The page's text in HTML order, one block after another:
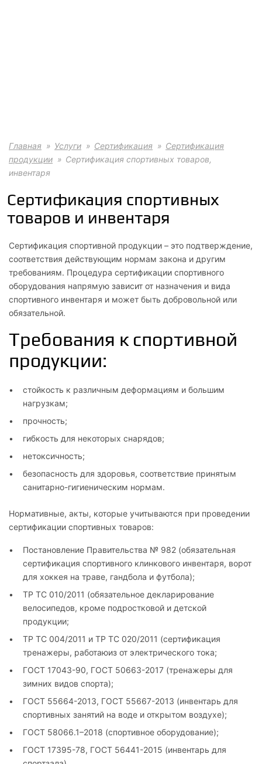
Главная Услуги Сертификация
Сертификация
продукции
Сертификация спортивных товаров,
инвентаря
Сертификация спортивных
товаров и инвентаря
Сертификация спортивной продукции – это подтверждение,
соответствия действующим нормам закона и другим
требованиям. Процедура сертификации спортивного
оборудования напрямую зависит от назначения и вида
спортивного инвентаря и может быть добровольной или
обязательной.
Требования к спортивной
продукции:
стойкость к различным деформациям и большим
нагрузкам;
прочность;
гибкость для некоторых снарядов;
нетоксичность;
безопасность для здоровья, соответствие принятым
санитарно-гигиеническим нормам.
Нормативные, акты, которые учитываются при проведении
сертификации спортивных товаров:
Постановление Правительства № 982 (обязательная
сертификация спортивного клинкового инвентаря, ворот
для хоккея на траве, гандбола и футбола);
ТР ТС 010/2011 (обязательное декларирование
велосипедов, кроме подростковой и детской
продукции;
ТР ТС 004/2011 и ТР ТС 020/2011 (сертификация
тренажеры, работаюиз от электрического тока;
ГОСТ 17043-90, ГОСТ 50663-2017 (тренажеры для
зимних видов спорта);
ГОСТ 55664-2013, ГОСТ 55667-2013 (инвентарь для
спортивных занятий на воде и открытом воздухе);
ГОСТ 58066.1–2018 (спортивное оборудование);
ГОСТ 17395-78, ГОСТ 56441-2015 (инвентарь для